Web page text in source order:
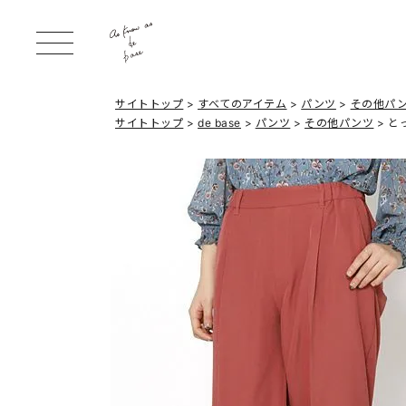
サイトトップ すべてのアイテム パンツ
その他パ
サイトトップ
de base パンツ その他パンツ と